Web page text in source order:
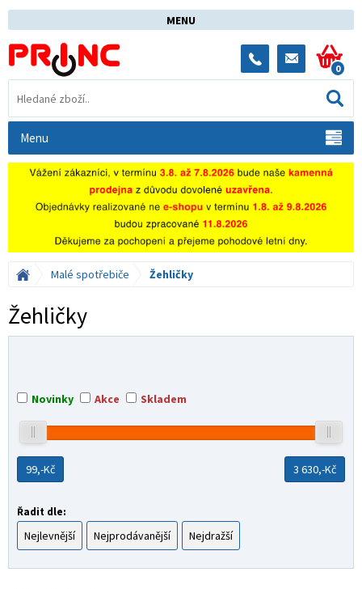
MENU
0
Menu
Malé spotřebiče Žehličky
Žehličky
Novinky Akce Skladem
99,-Kč 3 630,-Kč
Řadit dle:
Nejlevnější Nejprodávanější Nejdražší